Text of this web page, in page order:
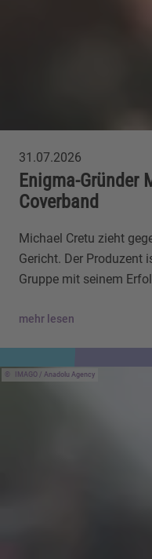
31.07.2026
Enigma-Gründer
Coverband
Michael Cretu zieht
Gericht. Der Produzent
Gruppe mit seinem
mehr lesen
IMAGO / Anadolu Agency